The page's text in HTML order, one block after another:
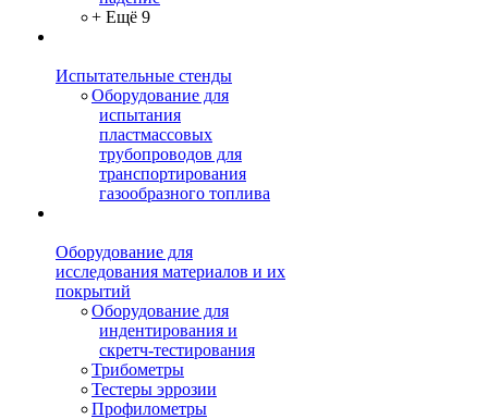
+ Ещё 9
Испытательные стенды
Оборудование для
испытания
пластмассовых
трубопроводов для
транспортирования
газообразного топлива
Оборудование для
исследования материалов и их
покрытий
Оборудование для
индентирования и
скретч-тестирования
Трибометры
Тестеры эррозии
Профилометры